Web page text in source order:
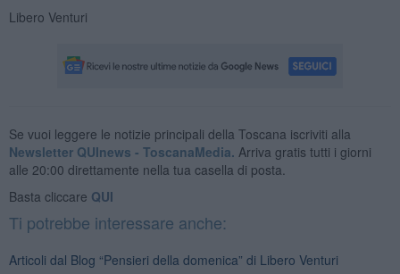
Libero Venturi
Se vuoi leggere le notizie principali della Toscana iscriviti alla
Newsletter QUInews - ToscanaMedia. Arriva gratis tutti i giorni
alle 20:00 direttamente nella tua casella di posta.
Basta cliccare QUI
Ti potrebbe interessare anche:
Articoli dal Blog “Pensieri della domenica” di Libero Venturi